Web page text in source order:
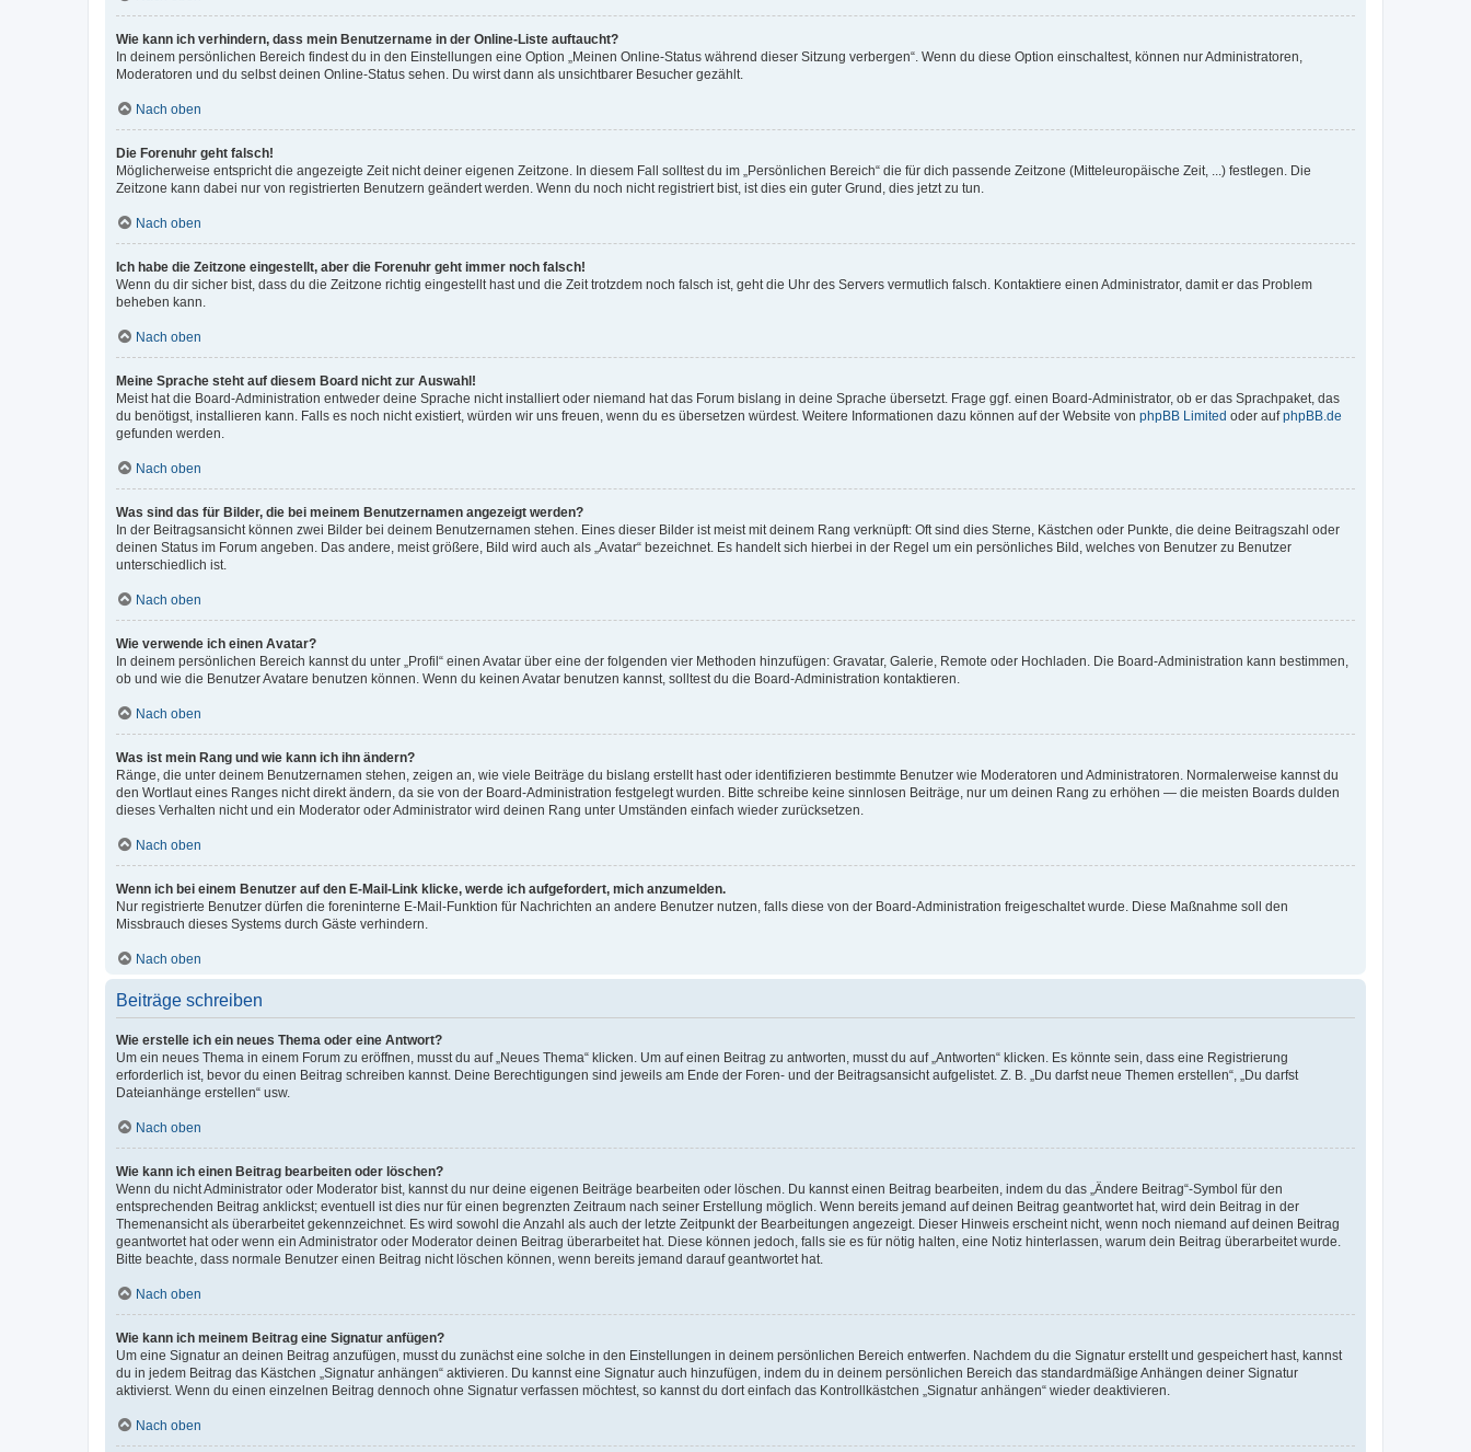
Wie kann ich verhindern, dass mein Benutzername in der Online-Liste auftaucht?
In deinem persönlichen Bereich findest du in den Einstellungen eine Option „Meinen Online-Status während dieser Sitzung verbergen“. Wenn du diese Option einschaltest, können nur Administratoren,
Moderatoren und du selbst deinen Online-Status sehen. Du wirst dann als unsichtbarer Besucher gezählt.
Nach oben
Die Forenuhr geht falsch!
Möglicherweise entspricht die angezeigte Zeit nicht deiner eigenen Zeitzone. In diesem Fall solltest du im „Persönlichen Bereich“ die für dich passende Zeitzone (Mitteleuropäische Zeit, ...) festlegen. Die
Zeitzone kann dabei nur von registrierten Benutzern geändert werden. Wenn du noch nicht registriert bist, ist dies ein guter Grund, dies jetzt zu tun.
Nach oben
Ich habe die Zeitzone eingestellt, aber die Forenuhr geht immer noch falsch!
Wenn du dir sicher bist, dass du die Zeitzone richtig eingestellt hast und die Zeit trotzdem noch falsch ist, geht die Uhr des Servers vermutlich falsch. Kontaktiere einen Administrator, damit er das Problem
beheben kann.
Nach oben
Meine Sprache steht auf diesem Board nicht zur Auswahl!
Meist hat die Board-Administration entweder deine Sprache nicht installiert oder niemand hat das Forum bislang in deine Sprache übersetzt. Frage ggf. einen Board-Administrator, ob er das Sprachpaket, das
du benötigst, installieren kann. Falls es noch nicht existiert, würden wir uns freuen, wenn du es übersetzen würdest. Weitere Informationen dazu können auf der Website von phpBB Limited oder aufphpBB.de
gefunden werden.
Nach oben
Was sind das für Bilder, die bei meinem Benutzernamen angezeigt werden?
In der Beitragsansicht können zwei Bilder bei deinem Benutzernamen stehen. Eines dieser Bilder ist meist mit deinem Rang verknüpft: Oft sind dies Sterne, Kästchen oder Punkte, die deine Beitragszahl oder
deinen Status im Forum angeben. Das andere, meist größere, Bild wird auch als „Avatar“ bezeichnet. Es handelt sich hierbei in der Regel um ein persönliches Bild, welches von Benutzer zu Benutzer
unterschiedlich ist.
Nach oben
Wie verwende ich einen Avatar?
In deinem persönlichen Bereich kannst du unter „Profil“ einen Avatar über eine der folgenden vier Methoden hinzufügen: Gravatar, Galerie, Remote oder Hochladen. Die Board-Administration kann bestimmen,
ob und wie die Benutzer Avatare benutzen können. Wenn du keinen Avatar benutzen kannst, solltest du die Board-Administration kontaktieren.
Nach oben
Was ist mein Rang und wie kann ich ihn ändern?
Ränge, die unter deinem Benutzernamen stehen, zeigen an, wie viele Beiträge du bislang erstellt hast oder identifizieren bestimmte Benutzer wie Moderatoren und Administratoren. Normalerweise kannst du
den Wortlaut eines Ranges nicht direkt ändern, da sie von der Board-Administration festgelegt wurden. Bitte schreibe keine sinnlosen Beiträge, nur um deinen Rang zu erhöhen — die meisten Boards dulden
dieses Verhalten nicht und ein Moderator oder Administrator wird deinen Rang unter Umständen einfach wieder zurücksetzen.
Nach oben
Wenn ich bei einem Benutzer auf den E-Mail-Link klicke, werde ich aufgefordert, mich anzumelden.
Nur registrierte Benutzer dürfen die foreninterne E-Mail-Funktion für Nachrichten an andere Benutzer nutzen, falls diese von der Board-Administration freigeschaltet wurde. Diese Maßnahme soll den
Missbrauch dieses Systems durch Gäste verhindern.
Nach oben
Beiträge schreiben
Wie erstelle ich ein neues Thema oder eine Antwort?
Um ein neues Thema in einem Forum zu eröffnen, musst du auf „Neues Thema“ klicken. Um auf einen Beitrag zu antworten, musst du auf „Antworten“ klicken. Es könnte sein, dass eine Registrierung
erforderlich ist, bevor du einen Beitrag schreiben kannst. Deine Berechtigungen sind jeweils am Ende der Foren- und der Beitragsansicht aufgelistet. Z. B. „Du darfst neue Themen erstellen“, „Du darfst
Dateianhänge erstellen“ usw.
Nach oben
Wie kann ich einen Beitrag bearbeiten oder löschen?
Wenn du nicht Administrator oder Moderator bist, kannst du nur deine eigenen Beiträge bearbeiten oder löschen. Du kannst einen Beitrag bearbeiten, indem du das „Ändere Beitrag“-Symbol für den
entsprechenden Beitrag anklickst; eventuell ist dies nur für einen begrenzten Zeitraum nach seiner Erstellung möglich. Wenn bereits jemand auf deinen Beitrag geantwortet hat, wird dein Beitrag in der
Themenansicht als überarbeitet gekennzeichnet. Es wird sowohl die Anzahl als auch der letzte Zeitpunkt der Bearbeitungen angezeigt. Dieser Hinweis erscheint nicht, wenn noch niemand auf deinen Beitrag
geantwortet hat oder wenn ein Administrator oder Moderator deinen Beitrag überarbeitet hat. Diese können jedoch, falls sie es für nötig halten, eine Notiz hinterlassen, warum dein Beitrag überarbeitet wurde.
Bitte beachte, dass normale Benutzer einen Beitrag nicht löschen können, wenn bereits jemand darauf geantwortet hat.
Nach oben
Wie kann ich meinem Beitrag eine Signatur anfügen?
Um eine Signatur an deinen Beitrag anzufügen, musst du zunächst eine solche in den Einstellungen in deinem persönlichen Bereich entwerfen. Nachdem du die Signatur erstellt und gespeichert hast, kannst
du in jedem Beitrag das Kästchen „Signatur anhängen“ aktivieren. Du kannst eine Signatur auch hinzufügen, indem du in deinem persönlichen Bereich das standardmäßige Anhängen deiner Signatur
aktivierst. Wenn du einen einzelnen Beitrag dennoch ohne Signatur verfassen möchtest, so kannst du dort einfach das Kontrollkästchen „Signatur anhängen“ wieder deaktivieren.
Nach oben